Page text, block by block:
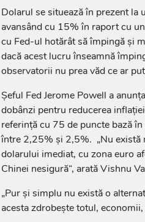
Dolarul se situează în prezent la
avansând cu 15% în raport cu
cu Fed-ul hotărât să împingă şi
dacă acest lucru înseamnă
observatorii nu prea văd ce ar
Şeful Fed Jerome Powell a
dobânzi pentru reducerea
refe­rinţă cu 75 de puncte bază
între 2,25% şi 2,5%. „Nu exis­tă
dolarului ime­diat, cu zona euro
Chinei nesigură“, arată Vishnu
„Pur şi simplu nu există o
acesta zdrobeşte totul,